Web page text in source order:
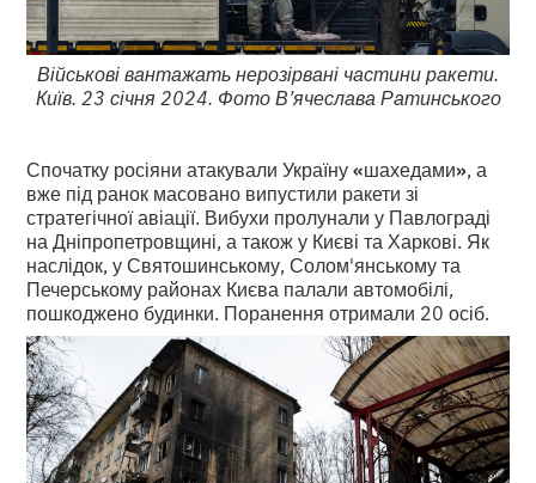
Військові вантажать нерозірвані частини ракети.
Київ. 23 січня 2024. Фото В’ячеслава Ратинського
Спочатку росіяни атакували Україну«шахедами», а
вже під ранок масовано випустили ракети зі
стратегічної авіації. Вибухи пролунали у Павлограді
на Дніпропетровщині, а також у Києві та Харкові. Як
наслідок, у Святошинському, Солом'янському та
Печерському районах Києва палали автомобілі,
пошкоджено будинки. Поранення отримали 20 осіб.